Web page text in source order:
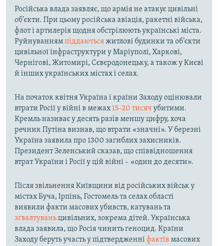
Російська влада заявляє, що армія не атакує цивільні
об’єкти. При цьому російська авіація, ракетні війська,
флот і артилерія щодня обстрілюють українські міста.
Руйнуваннямпіддаютьсяжитлові будинки та об’єкти
цивільної інфраструктури у Маріуполі, Харкові,
Чернігові, Житомирі, Сєвєродонецьку, а також у Києві
й інших українських містах і селах.
На початок квітня Україна і країни Заходу оцінювали
втрати Росії у війні в межах 15-20 тисяч убитими.
Кремль називає у десять разів меншу цифру, хоча
речник Путіна визнав, що втрати «значні». У березні
Україна заявила про 1300 загиблих захисників.
Президент Зеленський сказав, що співвідношення
втрат України і Росії у цій війні – «один до десяти».
Після звільнення Київщини від російських військ у
містах Буча, Ірпінь, Гостомель та селах області
виявили факти масових убивств, катувань та
зґвалтуваньцивільних, зокрема дітей. Українська
влада заявила, що Росія чинить геноцид. Країни
Заходу беруть участь у підтвердженні фактів масових